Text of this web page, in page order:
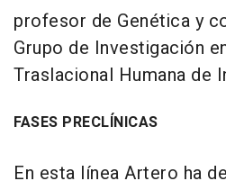
profesor de Genética y
Grupo de Investigación
Traslacional Humana de
FASES PRECLÍNICAS
En esta línea Artero ha